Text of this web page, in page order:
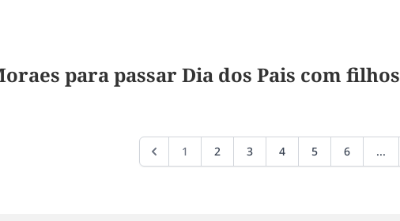
para passar Dia dos Pais com filhos
1 2 3 4 5 6 ...